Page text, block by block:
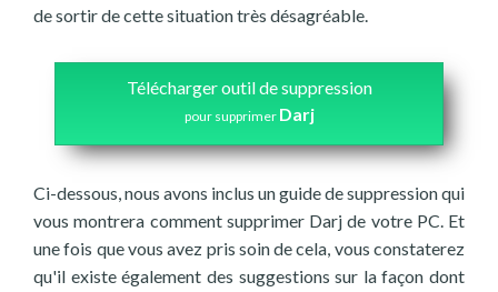
de sortir de cette situation très désagréable.
Télécharger outil de suppression
pour supprimer Darj
Ci-dessous, nous avons inclus un guide de suppression qui
vous montrera comment supprimer Darj de votre PC. Et
une fois que vous avez pris soin de cela, vous constaterez
qu'il existe également des suggestions sur la façon dont